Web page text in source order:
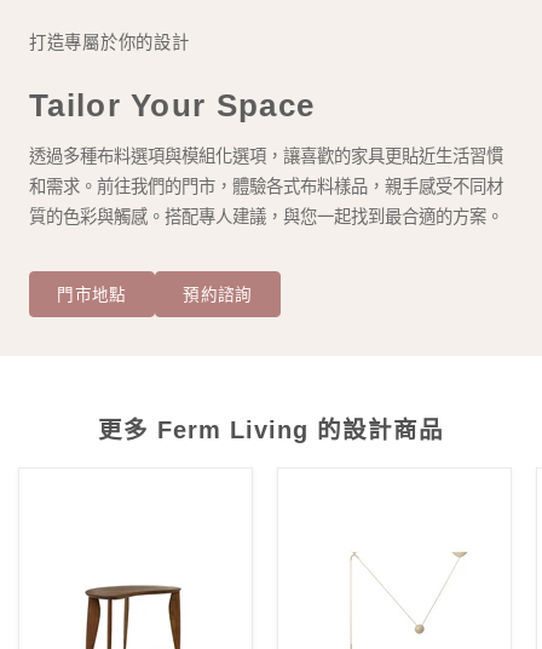
打造專屬於你的設計
Tailor Your Space
透過多種布料選項與模組化選項，讓喜歡的家具更貼近生活習慣
和需求。前往我們的門市，體驗各式布料樣品，親手感受不同材
質的色彩與觸感。搭配專人建議，與您一起找到最合適的方案。
門市地點 預約諮詢
更多 Ferm Living 的設計商品